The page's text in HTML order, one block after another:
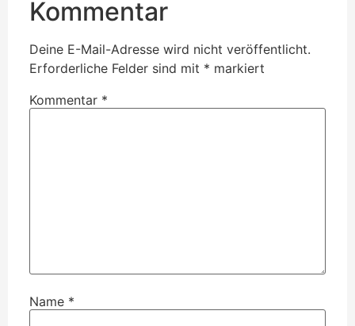
Kommentar
Deine E-Mail-Adresse wird nicht veröffentlicht.
Erforderliche Felder sind mit * markiert
Kommentar *
Name *